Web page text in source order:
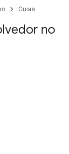
Guias
no